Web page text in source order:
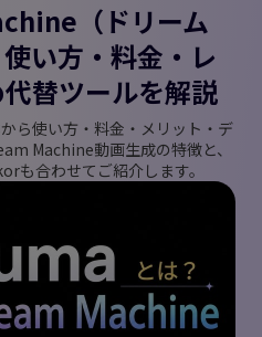
（ドリーム
い方・料金・レ
替ツールを解説
ら使い方・料金・メリット・デ
Machine動画生成の特徴と、
も合わせてご紹介します。